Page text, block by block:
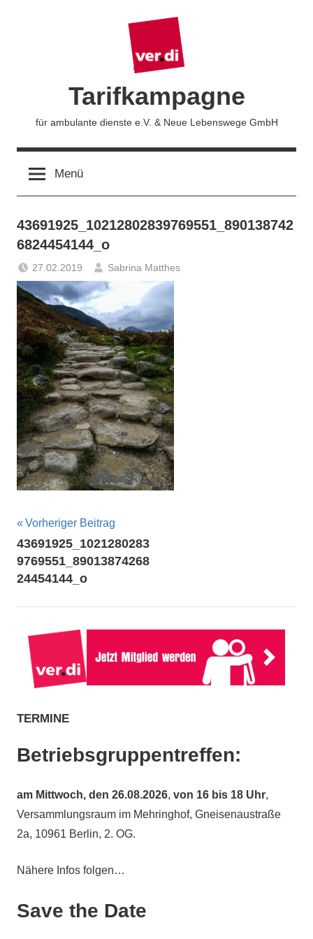
Tarifkampagne
für ambulante dienste e.V. & Neue Lebenswege GmbH
Menü
43691925_10212802839769551_890138742
6824454144_o
27.02.2019 Sabrina Matthes
Beitragsnavigation
Vorheriger Beitrag
43691925_1021280283
9769551_89013874268
24454144_o
TERMINE
Betriebsgruppentreffen:
am Mittwoch, den 26.08.2026, von 16 bis 18 Uhr,
Versammlungsraum im Mehringhof, Gneisenaustraße
2a, 10961 Berlin, 2. OG.
Nähere Infos folgen…
Save the Date